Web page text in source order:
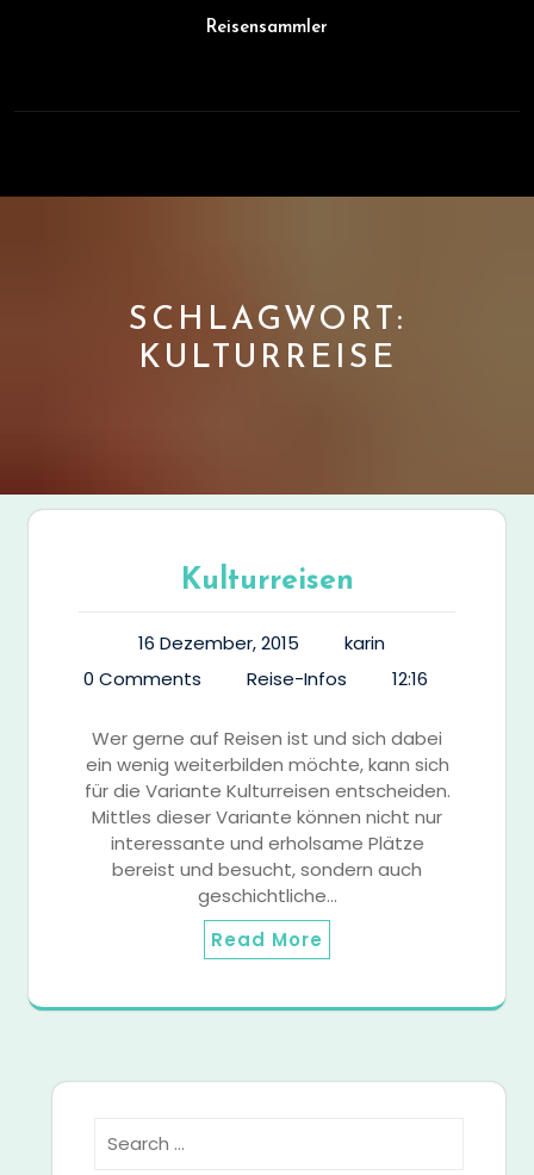
Reisensammler
Button
SCHLAGWORT:
KULTURREISE
Kulturreisen
16 Dezember, 2015
karin
0 Comments
Reise-Infos 12:16
Wer gerne auf Reisen ist und sich dabei
ein wenig weiterbilden möchte, kann sich
für die Variante Kulturreisen entscheiden.
Mittles dieser Variante können nicht nur
interessante und erholsame Plätze
bereist und besucht, sondern auch
geschichtliche…
Read More